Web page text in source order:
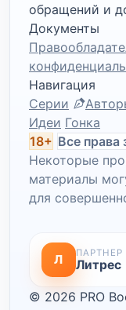
обращений и
Документы
Навигация
Серии
Идеи Гонка
18+ Все
Некоторые
материалы
для
Л ПАРТНЕР
Литрес
© 2026 PRO